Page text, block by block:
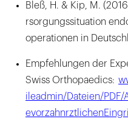
Bleß, H. & Kip, M.
rsorgungssituation
operationen in
Empfehlungen der
Swiss Orthopaedics:
ileadmin/Dateien/